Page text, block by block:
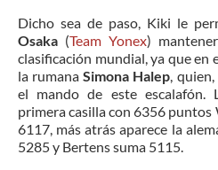
Dicho sea de paso, Kiki le
Osaka (Team Yonex)
clasificación mundial, ya que en
la rumanaSimona Halep,
el mando de este escalafón.
primera casilla con 6356 puntos
6117, más atrás aparece la
5285 y Bertens suma 5115.